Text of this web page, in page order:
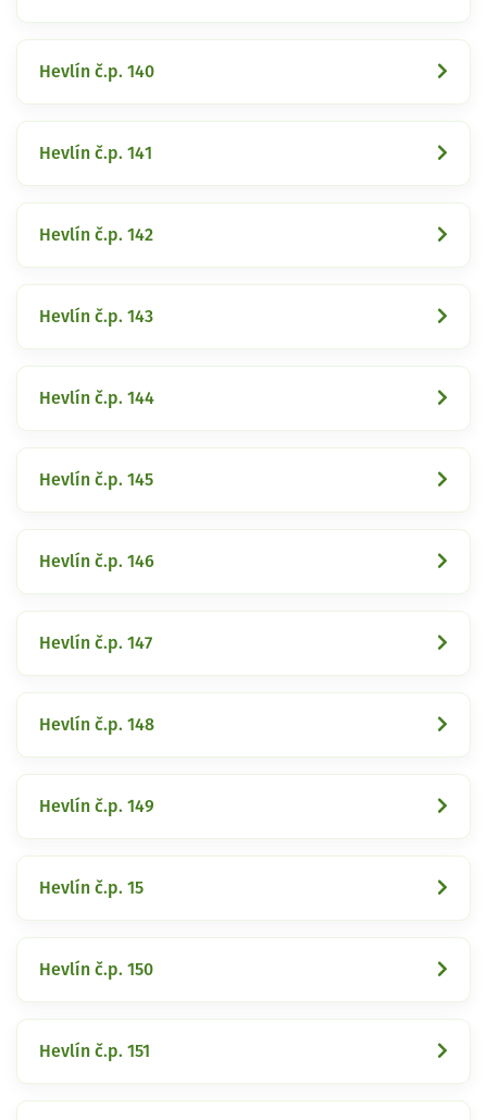
Hevlín č.p. 140
Hevlín č.p. 141
Hevlín č.p. 142
Hevlín č.p. 143
Hevlín č.p. 144
Hevlín č.p. 145
Hevlín č.p. 146
Hevlín č.p. 147
Hevlín č.p. 148
Hevlín č.p. 149
Hevlín č.p. 15
Hevlín č.p. 150
Hevlín č.p. 151